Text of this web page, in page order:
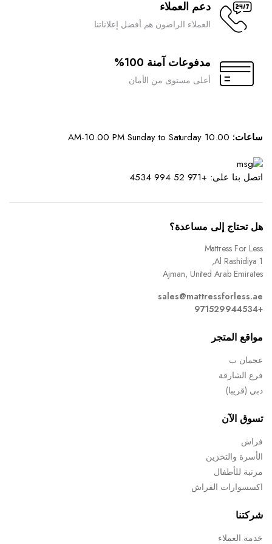
دعم العملاء
العملاء الراضون هم أفضل إعلاناتنا
مدفوعات آمنة 100%
أعلى مستوى من الأمان
ساعات:
اتصل بنا على: +971 52 994 4534
هل تحتاج إلى مساعدة؟
Mattress For Less
Al Rashidiya 1,
Ajman, United Arab Emirates
sales@mattressforless.ae
+971529944534
مواقع المتجر
عجمان ب
فرع الشارقة
دبي (قريبا)
تسوق الآن
فراش
الأسرة والتخزين
مرتبة للأطفال
اكسسوارات الفراش
شركتنا
خدمة العملاء